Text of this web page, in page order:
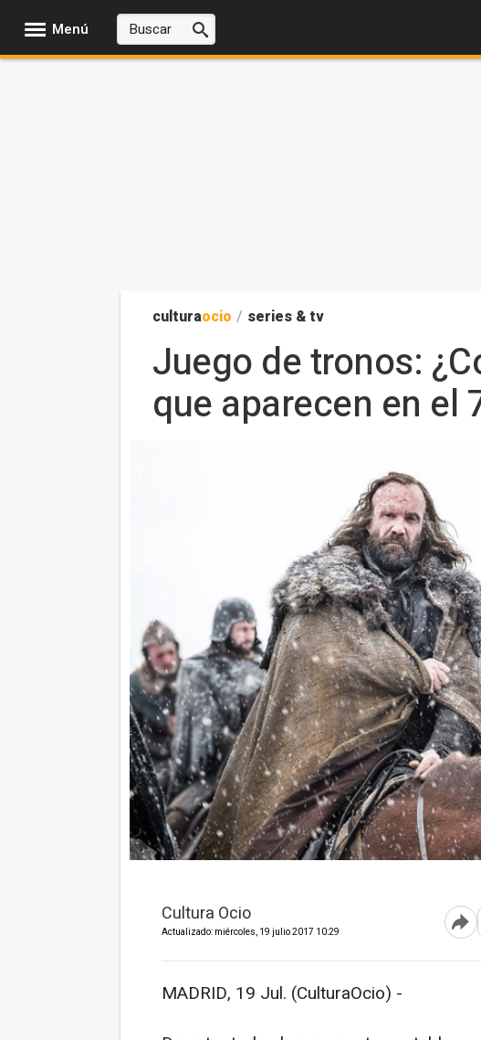
Menú
culturaocio / series & tv
Juego de tronos:
que aparecen en el
Cultura Ocio
Actualizado: miércoles, 19 julio 2017 10:29
MADRID, 19 Jul. (CulturaOcio) -